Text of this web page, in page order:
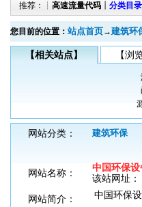
推荐：┊ 高速流量代码 ┊ 分类目录
您目前的位置： 站点首页→建筑环
【相关站点】 【浏
网站分类： 建筑环保
网站名称：
中国环保设
该站网址：
网站简介：
中国环保